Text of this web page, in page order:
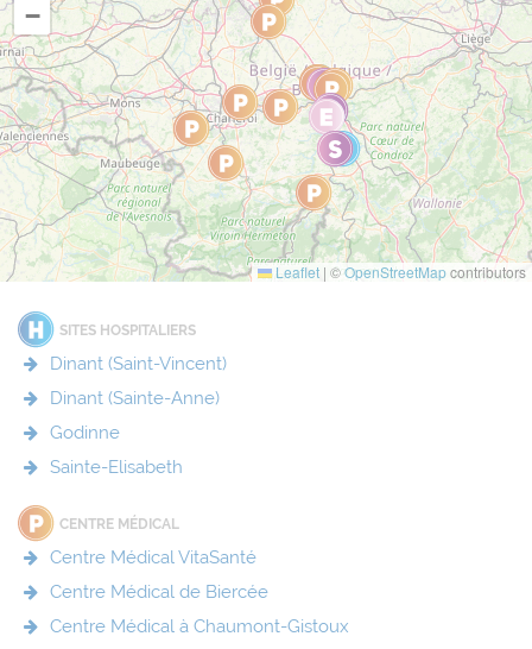
−
Leaflet | ©OpenStreetMapcontributors
SITES HOSPITALIERS
Dinant (Saint-Vincent)
Dinant (Sainte-Anne)
Godinne
Sainte-Elisabeth
CENTRE MÉDICAL
Centre Médical VitaSanté
Centre Médical de Biercée
Centre Médical à Chaumont-Gistoux